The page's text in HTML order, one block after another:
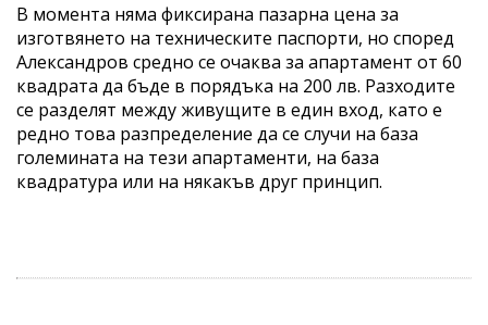
В момента няма фиксирана пазарна цена за
изготвянето на техническите паспорти, но според
Александров средно се очаква за апартамент от 60
квадрата да бъде в порядъка на 200 лв. Разходите
се разделят между живущите в един вход, като е
редно това разпределение да се случи на база
големината на тези апартаменти, на база
квадратура или на някакъв друг принцип.